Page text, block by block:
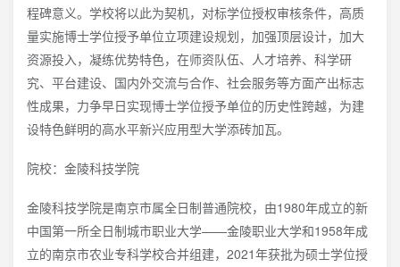
程碑意义。学校将以此为契机，对标学位授权审核条件，高质
量实施博士学位授予单位立项建设规划，加强顶层设计，加大
资源投入，凝练优势特色，在师资队伍、人才培养、科学研
究、平台建设、国内外交流与合作、社会服务等方面产出标志
性成果，力争早日实现博士学位授予单位的历史性跨越，为建
设特色鲜明的高水平新兴应用型大学添砖加瓦。
院校：金陵科技学院
金陵科技学院是南京市属全日制普通院校，由1980年成立的新
中国第一所全日制城市职业大学——金陵职业大学和1958年成
立的南京市农业专科学校合并组建，2021年获批为硕士学位授